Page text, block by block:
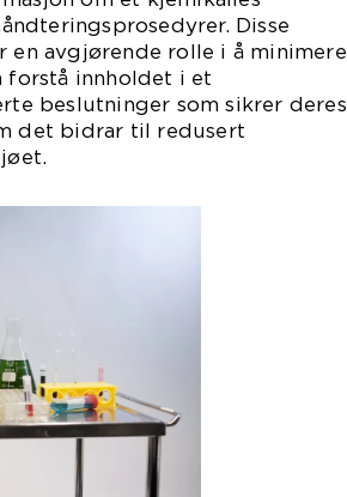
Disse
en avgjørende rolle i å minimere
forstå innholdet i et
beslutninger som sikrer deres
det bidrar til redusert